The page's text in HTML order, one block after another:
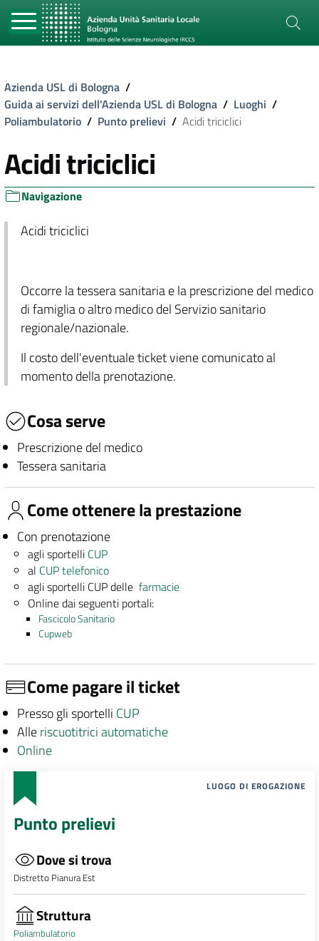
Azienda USL di Bologna /
Guida ai servizi dell'Azienda USL di Bologna / Luoghi /
Poliambulatorio / Punto prelievi / Acidi triciclici
Acidi triciclici
Navigazione
Acidi triciclici
Occorre la tessera sanitaria e la prescrizione del medico
di famiglia o altro medico del Servizio sanitario
regionale/nazionale.
Il costo dell'eventuale ticket viene comunicato al
momento della prenotazione.
Cosa serve
Prescrizione del medico
Tessera sanitaria
Come ottenere la prestazione
Con prenotazione
agli sportelli CUP
al CUP telefonico
agli sportelli CUP dellefarmacie
Online dai seguenti portali:
Fascicolo Sanitario
Cupweb
Come pagare il ticket
Presso gli sportelli CUP
Alleriscuotitrici automatiche
Online
LUOGO DI EROGAZIONE
Punto prelievi
Dove si trova
Distretto Pianura Est
Struttura
Poliambulatorio